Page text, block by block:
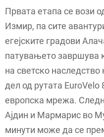
Првата етапа се вози
Измир, па сите
егејските градови
патувањето завршува
на светско
дел од рутата EuroVelo
европска мрежа.
Ајдин и Мармарис во
минути може да се